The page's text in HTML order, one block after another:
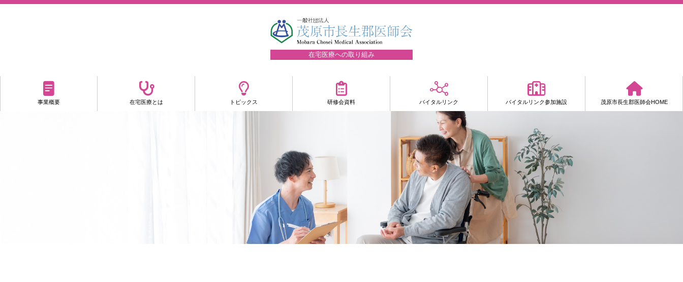
在宅医療への取り組み
事業概要 在宅医療とは トピックス 研修会資料 バイタルリンク バイタルリンク参加施設 茂原市長生郡医師会HOME